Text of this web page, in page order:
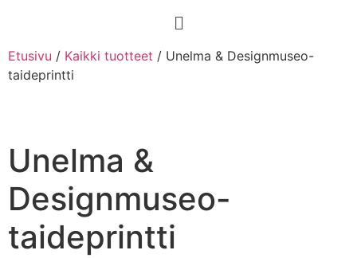
Etusivu / Kaikki tuotteet / Unelma & Designmuseo-
taideprintti
Unelma &
Designmuseo-
taideprintti